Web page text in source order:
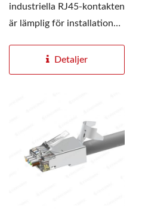
industriella RJ45-kontakten
är lämplig för installation
Detaljer